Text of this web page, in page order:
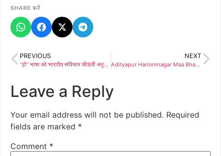
SHARE करें
PREVIOUS
“हो” भाषा को भारतीय संविधान की 8वीं अनुसूची में शामिल कराने के सामाजिक माँग को लेकर आदिवासी “हो” समाज युवा महासभा राष्ट्रीय कमिटि के साथ हुई चर्चा
NEXT
Adityapur Hariomnagar Maa Bhavani Youth Pandal: मां भवानी यूथ क्लब दुर्गा पूजा पंडाल का हुआ भूमि पूजन, अंडमान निकोबार द्वीप के जारवा आदिवासियों के थीम पर बनेगा पंडाल
Leave a Reply
Your email address will not be published. Required
fields are marked *
Comment *